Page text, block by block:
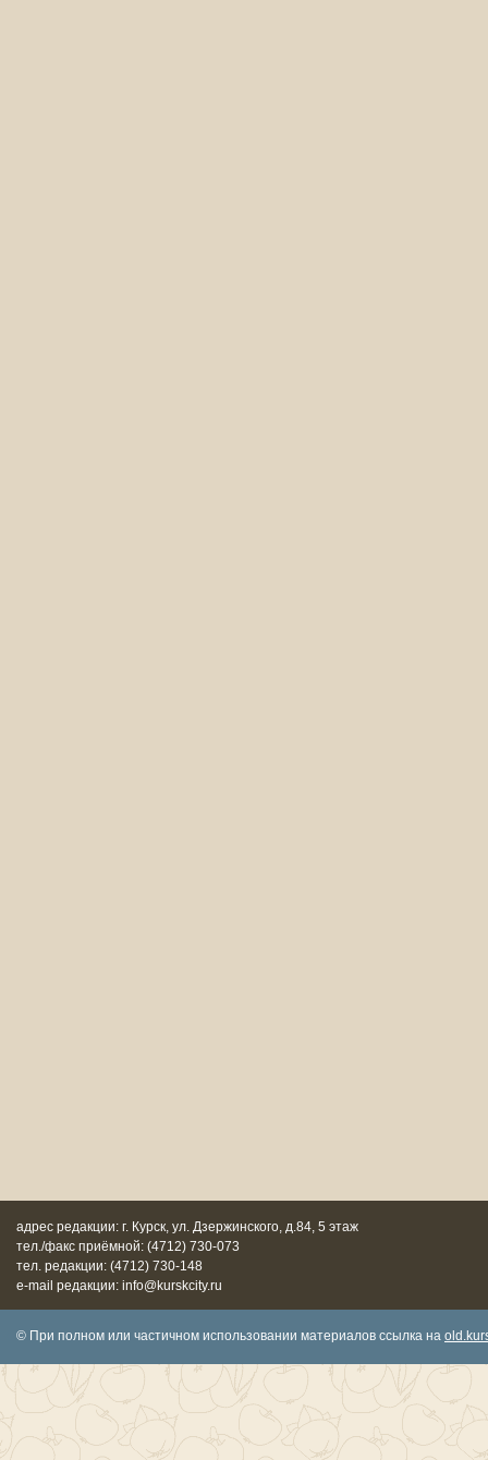
адрес редакции: г. Курск, ул. Дзержинского, д.84, 5 этаж
тел./факс приёмной: (4712) 730-073
тел. редакции: (4712) 730-148
e-mail редакции: info@kurskcity.ru
© При полном или частичном использовании материалов ссылка на